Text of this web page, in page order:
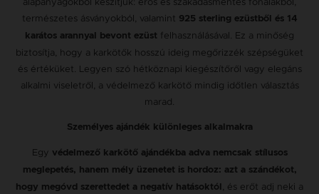
természetes ásványokból, valamint 925 sterling ezüstből és 14
karátos arannyal bevont ezüst felhasználásával. Ez a minőség
biztosítja, hogy a karkötők hosszú ideig megőrizzék szépségüket
és értéküket. Legyen szó hétköznapi kiegészítőről vagy elegáns
alkalmi viseletről, a védelmező karkötő mindig időtlen választás
marad.
Személyes ajándék különleges alkalmakra
Egy védelmező karkötő ajándékba adva nemcsak stílusos
meglepetés, hanem mély üzenetet is hordoz: azt a szándékot,
hogy megóvd szerettedet a negatív hatásoktól , és erőt adj neki a